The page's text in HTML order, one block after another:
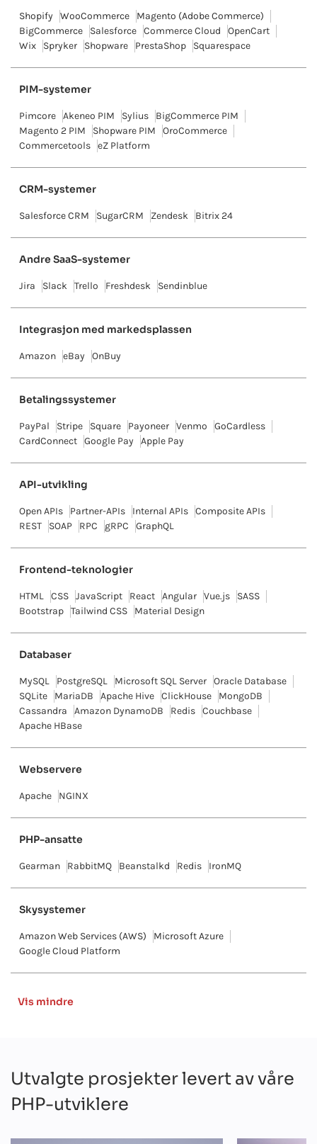
Shopify WooCommerce
Magento (Adobe Commerce)
BigCommerce
Salesforce Commerce Cloud
OpenCart
Wix
Spryker Shopware PrestaShop Squarespace
PIM-systemer
Pimcore Akeneo PIM Sylius
BigCommerce PIM
Magento 2 PIM
Shopware PIM
OroCommerce
Commercetools eZ Platform
CRM-systemer
Salesforce CRM SugarCRM Zendesk Bitrix 24
Andre SaaS-systemer
Jira Slack Trello Freshdesk Sendinblue
Integrasjon med markedsplassen
Amazon eBay OnBuy
Betalingssystemer
PayPal Stripe Square Payoneer Venmo
GoCardless
CardConnect Google Pay Apple Pay
API-utvikling
Open APIs Partner-APIs Internal APIs Composite APIs
REST
SOAP RPC gRPC GraphQL
Frontend-teknologier
HTML CSS JavaScript React Angular Vue.js
SASS
Bootstrap Tailwind CSS Material Design
Databaser
MySQL PostgreSQL Microsoft SQL Server Oracle Database
SQLite
MariaDB Apache Hive ClickHouse
MongoDB
Cassandra
Amazon DynamoDB Redis Couchbase
Apache HBase
Webservere
Apache NGINX
PHP-ansatte
Gearman RabbitMQ Beanstalkd Redis IronMQ
Skysystemer
Amazon Web Services (AWS)
Microsoft Azure
Google Cloud Platform
Vis mindre
Utvalgte prosjekter levert av våre
PHP-utviklere